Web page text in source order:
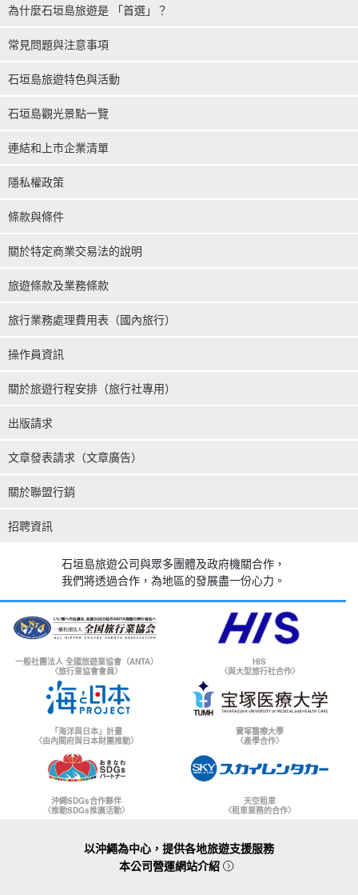
為什麼石垣島旅遊是 「首選」？
常見問題與注意事項
石垣島旅遊特色與活動
石垣島觀光景點一覽
連結和上市企業清單
隱私權政策
條款與條件
關於特定商業交易法的說明
旅遊條款及業務條款
旅行業務處理費用表（國內旅行）
操作員資訊
關於旅遊行程安排（旅行社專用）
出版請求
文章發表請求（文章廣告）
關於聯盟行銷
招聘資訊
石垣島旅遊公司與眾多團體及政府機關合作，
我們將透過合作，為地區的發展盡一份心力。
一般社團法人 全國旅遊業協會（ANTA）
〈旅行業協會會員〉
HIS
〈與大型旅行社合作〉
「海洋與日本」計畫
〈由內閣府與日本財團推動〉
寶塚醫療大學
〈產學合作〉
沖繩SDGs合作夥伴
〈推動SDGs推廣活動〉
天空租車
〈租車業務的合作〉
以沖繩為中心，提供各地旅遊支援服務
本公司營運網站介紹